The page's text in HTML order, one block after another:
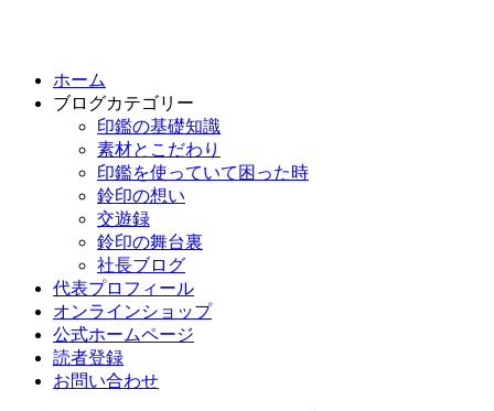
ホーム
ブログカテゴリー
印鑑の基礎知識
素材とこだわり
印鑑を使っていて困った時
鈴印の想い
交遊録
鈴印の舞台裏
社長ブログ
代表プロフィール
オンラインショップ
公式ホームページ
読者登録
お問い合わせ